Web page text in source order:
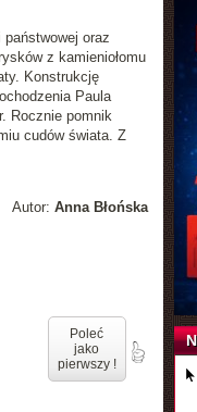
państwowej oraz
z kamieniołomu
Konstrukcję
Paula
Rocznie pomnik
cudów świata. Z
Autor: Anna Błońska
Poleć
jako
pierwszy !